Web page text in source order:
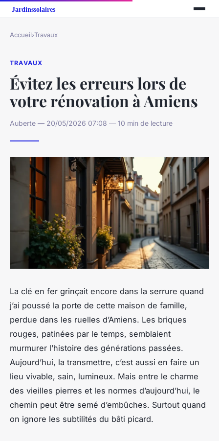
Accueil›Travaux
TRAVAUX
Évitez les erreurs lors de
votre rénovation à Amiens
Auberte — 20/05/2026 07:08 — 10 min de lecture
La clé en fer grinçait encore dans la serrure quand
j’ai poussé la porte de cette maison de famille,
perdue dans les ruelles d’Amiens. Les briques
rouges, patinées par le temps, semblaient
murmurer l’histoire des générations passées.
Aujourd’hui, la transmettre, c’est aussi en faire un
lieu vivable, sain, lumineux. Mais entre le charme
des vieilles pierres et les normes d’aujourd’hui, le
chemin peut être semé d’embûches. Surtout quand
on ignore les subtilités du bâti picard.